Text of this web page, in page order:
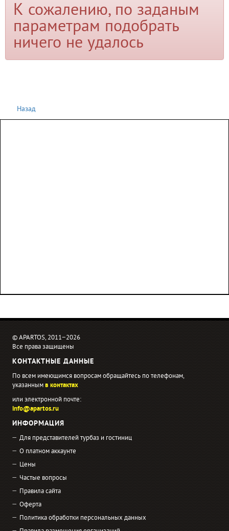
К сожалению, по заданым
параметрам подобрать
ничего не удалось
Назад
© APARTOS, 2011−2026
Все права защищены
КОНТАКТНЫЕ ДАННЫЕ
По всем имеющимся вопросам обращайтесь по телефонам,
указаннымв контактах
или электронной почте:
info@apartos.ru
ИНФОРМАЦИЯ
Для представителей турбаз и гостиниц
О платном аккаунте
Цены
Частые вопросы
Правила сайта
Оферта
Политика обработки персональных данных